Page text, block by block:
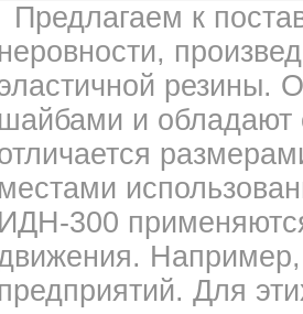
Предлагаем к
неровности,
резины.
шайбами и
местами
ИДН-300
предприятий. Для